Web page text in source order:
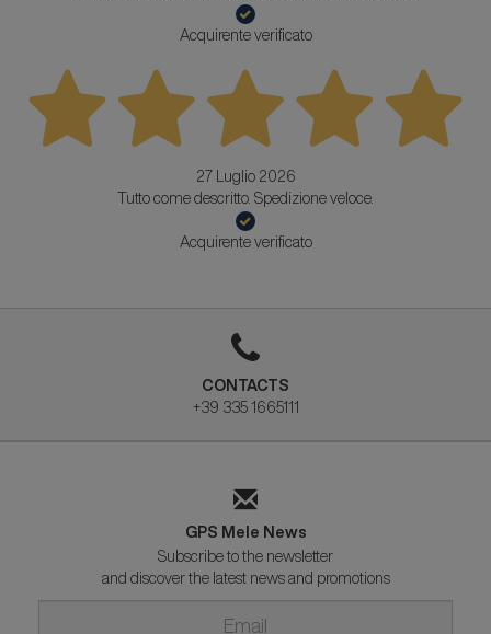
Acquirente verificato
27 Luglio 2026
Tutto come descritto. Spedizione veloce.
Acquirente verificato
CONTACTS
+39 335 1665111
GPS Mele News
Subscribe to the newsletter
and discover the latest news and promotions